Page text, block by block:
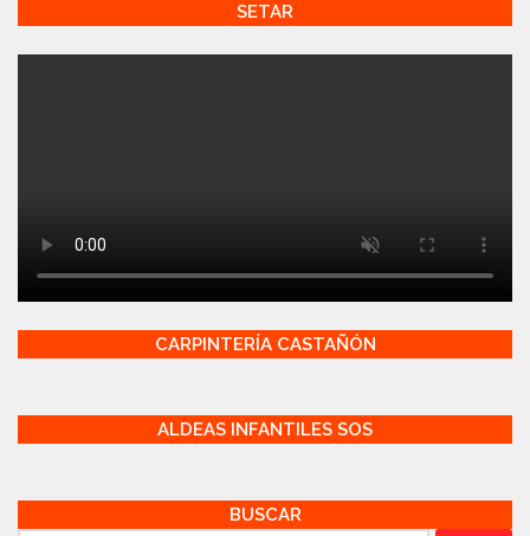
SETAR
CARPINTERÍA CASTAÑÓN
ALDEAS INFANTILES SOS
BUSCAR